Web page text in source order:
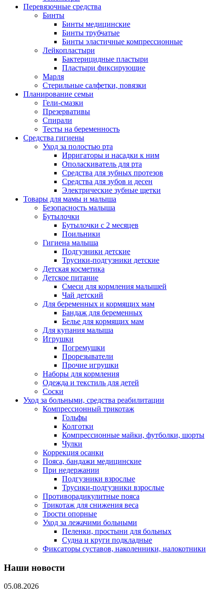
Перевязочные средства
Бинты
Бинты медицинские
Бинты трубчатые
Бинты эластичные компрессионные
Лейкопластыри
Бактерицидные пластыри
Пластыри фиксирующие
Марля
Стерильные салфетки, повязки
Планирование семьи
Гели-смазки
Презервативы
Спирали
Тесты на беременность
Средства гигиены
Уход за полостью рта
Ирригаторы и насадки к ним
Ополаскиватель для рта
Средства для зубных протезов
Средства для зубов и десен
Электрические зубные щетки
Товары для мамы и малыша
Безопасность малыша
Бутылочки
Бутылочки с 2 месяцев
Поильники
Гигиена малыша
Подгузники детские
Трусики-подгузники детские
Детская косметика
Детское питание
Смеси для кормления малышей
Чай детский
Для беременных и кормящих мам
Бандаж для беременных
Белье для кормящих мам
Для купания малыша
Игрушки
Погремушки
Прорезыватели
Прочие игрушки
Наборы для кормления
Одежда и текстиль для детей
Соски
Уход за больными, средства реабилитации
Компрессионный трикотаж
Гольфы
Колготки
Компрессионные майки, футболки, шорты
Чулки
Коррекция осанки
Пояса, бандажи медицинские
При недержании
Подгузники взрослые
Трусики-подгузники взрослые
Противорадикулитные пояса
Трикотаж для снижения веса
Трости опорные
Уход за лежачими больными
Пеленки, простыни для больных
Судна и круги подкладные
Фиксаторы суставов, наколенники, налокотники
Наши новости
05.08.2026